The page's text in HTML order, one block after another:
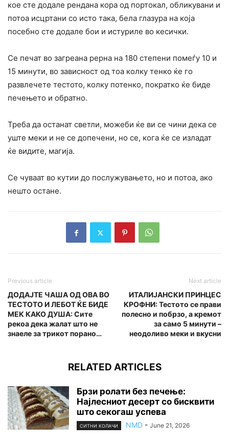
кое сте додале рендана кора од портокал, обликувани и
потоа исцртани со исто така, бела глазура на која
посебно сте додале бои и истуриле во кесички.
Се печат во загреана рерна на 180 степени помеѓу 10 и
15 минути, во зависност од тоа колку тенко ќе го
развлечете тестото, колку потенко, пократко ќе биде
печењето и обратно.
Треба да останат светли, можеби ќе ви се чини дека се
уште меки и не се допечени, но се, кога ќе се изладат
ќе видите, магија.
Се чуваат во кутии до послужувањето, но и потоа, ако
нешто остане.
Previous article
ДОДАЈТЕ ЧАША ОД ОВА ВО
ТЕСТОТО И ЛЕБОТ ЌЕ БИДЕ
МЕК КАКО ДУША: Сите
рекоа дека жалат што не
знаеле за трикот порано…
Next article
ИТАЛИЈАНСКИ ПРИНЦЕС
КРОФНИ: Тестото се прави
полесно и побрзо, а кремот
за само 5 минути –
неодоливо меки и вкусни
RELATED ARTICLES
Брзи ролати без печење:
Најлесниот десерт со бисквити
што секогаш успева
СИТНИ КОЛАЧИ NMD - June 21, 2026